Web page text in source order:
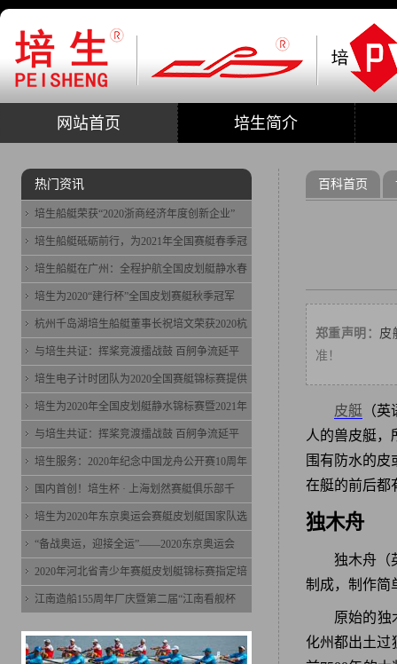
网站首页 培生简介
百科首页
郑重声明： 皮
准！
皮艇 （
人的兽皮艇，
围有防水的
在艇的前后都
独木舟
独木舟（
制成，制作简
原始的独
化州都出土过
热门资讯
培生船艇荣获“2020浙商经济年度创新企业”
培生船艇砥砺前行，为2021年全国赛艇春季冠
培生船艇在广州：全程护航全国皮划艇静水春
培生为2020“建行杯”全国皮划赛艇秋季冠军
杭州千岛湖培生船艇董事长祝培文荣获2020杭
与培生共证：挥桨竞渡擂战鼓 百舸争流延平
培生电子计时团队为2020全国赛艇锦标赛提供
培生为2020年全国皮划艇静水锦标赛暨2021年
与培生共证：挥桨竞渡擂战鼓 百舸争流延平
培生服务：2020年纪念中国龙舟公开赛10周年
国内首创！培生杯 · 上海划然赛艇俱乐部千
培生为2020年东京奥运会赛艇皮划艇国家队选
“备战奥运，迎接全运”——2020东京奥运会
2020年河北省青少年赛艇皮划艇锦标赛指定培
江南造船155周年厂庆暨第二届“江南看舰杯